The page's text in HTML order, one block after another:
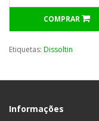
COMPRAR
Etiquetas: Dissoltin
Informações